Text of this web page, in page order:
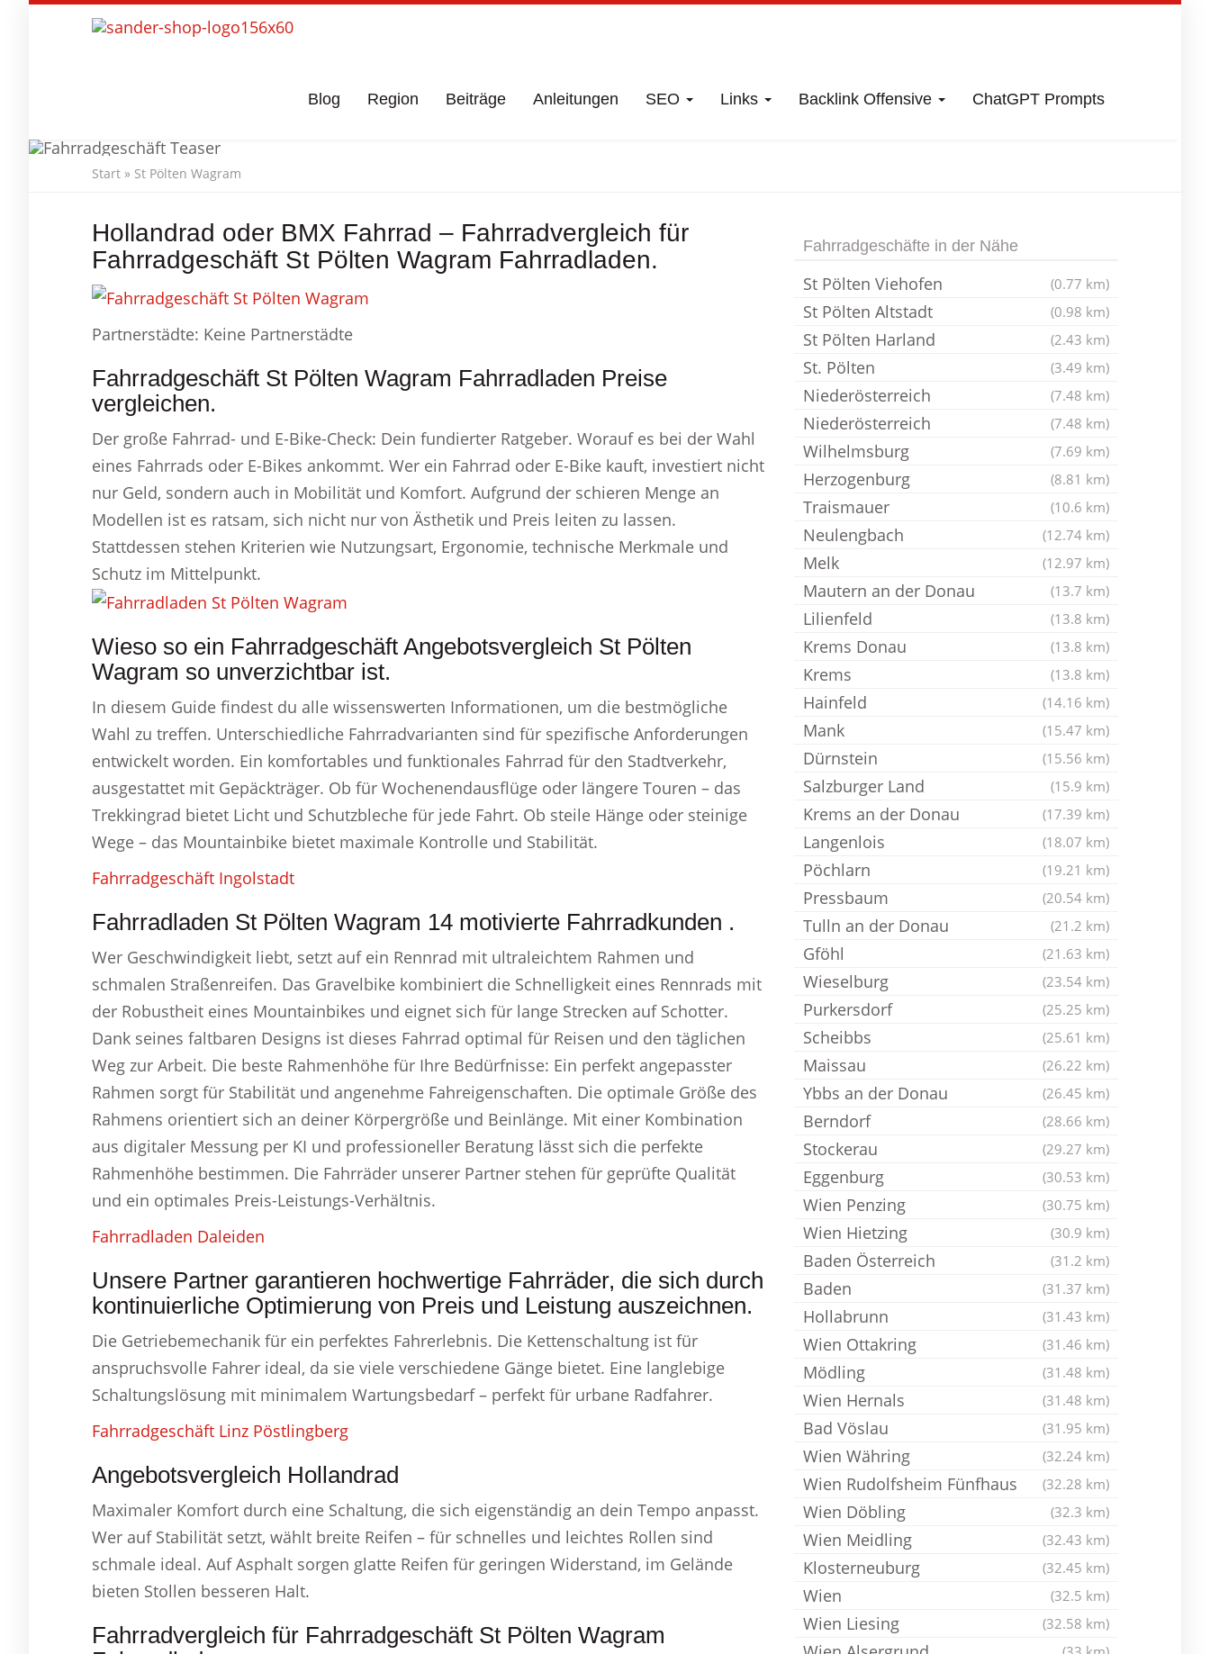
Blog Region Beiträge Anleitungen SEO Links Backlink Offensive ChatGPT Prompts
Start » St Pölten Wagram
Hollandrad oder BMX Fahrrad – Fahrradvergleich für
Fahrradgeschäft St Pölten Wagram Fahrradladen.
Partnerstädte: Keine Partnerstädte
Fahrradgeschäft St Pölten Wagram Fahrradladen Preise
vergleichen.
Der große Fahrrad- und E-Bike-Check: Dein fundierter Ratgeber. Worauf es bei der Wahl
eines Fahrrads oder E-Bikes ankommt. Wer ein Fahrrad oder E-Bike kauft, investiert nicht
nur Geld, sondern auch in Mobilität und Komfort. Aufgrund der schieren Menge an
Modellen ist es ratsam, sich nicht nur von Ästhetik und Preis leiten zu lassen.
Stattdessen stehen Kriterien wie Nutzungsart, Ergonomie, technische Merkmale und
Schutz im Mittelpunkt.
Wieso so ein Fahrradgeschäft Angebotsvergleich St Pölten
Wagram so unverzichtbar ist.
In diesem Guide findest du alle wissenswerten Informationen, um die bestmögliche
Wahl zu treffen. Unterschiedliche Fahrradvarianten sind für spezifische Anforderungen
entwickelt worden. Ein komfortables und funktionales Fahrrad für den Stadtverkehr,
ausgestattet mit Gepäckträger. Ob für Wochenendausflüge oder längere Touren – das
Trekkingrad bietet Licht und Schutzbleche für jede Fahrt. Ob steile Hänge oder steinige
Wege – das Mountainbike bietet maximale Kontrolle und Stabilität.
Fahrradgeschäft Ingolstadt
Fahrradladen St Pölten Wagram 14 motivierte Fahrradkunden .
Wer Geschwindigkeit liebt, setzt auf ein Rennrad mit ultraleichtem Rahmen und
schmalen Straßenreifen. Das Gravelbike kombiniert die Schnelligkeit eines Rennrads mit
der Robustheit eines Mountainbikes und eignet sich für lange Strecken auf Schotter.
Dank seines faltbaren Designs ist dieses Fahrrad optimal für Reisen und den täglichen
Weg zur Arbeit. Die beste Rahmenhöhe für Ihre Bedürfnisse: Ein perfekt angepasster
Rahmen sorgt für Stabilität und angenehme Fahreigenschaften. Die optimale Größe des
Rahmens orientiert sich an deiner Körpergröße und Beinlänge. Mit einer Kombination
aus digitaler Messung per KI und professioneller Beratung lässt sich die perfekte
Rahmenhöhe bestimmen. Die Fahrräder unserer Partner stehen für geprüfte Qualität
und ein optimales Preis-Leistungs-Verhältnis.
Fahrradladen Daleiden
Unsere Partner garantieren hochwertige Fahrräder, die sich durch
kontinuierliche Optimierung von Preis und Leistung auszeichnen.
Die Getriebemechanik für ein perfektes Fahrerlebnis. Die Kettenschaltung ist für
anspruchsvolle Fahrer ideal, da sie viele verschiedene Gänge bietet. Eine langlebige
Schaltungslösung mit minimalem Wartungsbedarf – perfekt für urbane Radfahrer.
Fahrradgeschäft Linz Pöstlingberg
Angebotsvergleich Hollandrad
Maximaler Komfort durch eine Schaltung, die sich eigenständig an dein Tempo anpasst.
Wer auf Stabilität setzt, wählt breite Reifen – für schnelles und leichtes Rollen sind
schmale ideal. Auf Asphalt sorgen glatte Reifen für geringen Widerstand, im Gelände
bieten Stollen besseren Halt.
Fahrradvergleich für Fahrradgeschäft St Pölten Wagram
Fahrradgeschäfte in der Nähe
St Pölten Viehofen (0.77 km)
St Pölten Altstadt (0.98 km)
St Pölten Harland (2.43 km)
St. Pölten (3.49 km)
Niederösterreich (7.48 km)
Niederösterreich (7.48 km)
Wilhelmsburg (7.69 km)
Herzogenburg (8.81 km)
Traismauer (10.6 km)
Neulengbach (12.74 km)
Melk (12.97 km)
Mautern an der Donau (13.7 km)
Lilienfeld (13.8 km)
Krems Donau (13.8 km)
Krems (13.8 km)
Hainfeld (14.16 km)
Mank (15.47 km)
Dürnstein (15.56 km)
Salzburger Land (15.9 km)
Krems an der Donau (17.39 km)
Langenlois (18.07 km)
Pöchlarn (19.21 km)
Pressbaum (20.54 km)
Tulln an der Donau (21.2 km)
Gföhl (21.63 km)
Wieselburg (23.54 km)
Purkersdorf (25.25 km)
Scheibbs (25.61 km)
Maissau (26.22 km)
Ybbs an der Donau (26.45 km)
Berndorf (28.66 km)
Stockerau (29.27 km)
Eggenburg (30.53 km)
Wien Penzing (30.75 km)
Wien Hietzing (30.9 km)
Baden Österreich (31.2 km)
Baden (31.37 km)
Hollabrunn (31.43 km)
Wien Ottakring (31.46 km)
Mödling (31.48 km)
Wien Hernals (31.48 km)
Bad Vöslau (31.95 km)
Wien Währing (32.24 km)
Wien Rudolfsheim Fünfhaus (32.28 km)
Wien Döbling (32.3 km)
Wien Meidling (32.43 km)
Klosterneuburg (32.45 km)
Wien (32.5 km)
Wien Liesing (32.58 km)